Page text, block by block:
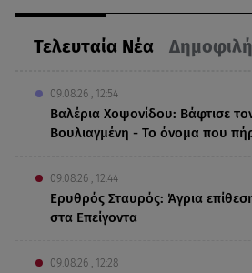
Τελευταία Νέα Δημοφιλή
09.08.26 , 12:54
Βαλέρια Χοψονίδου: Βάφτισε
Βουλιαγμένη - Το όνομα που
09.08.26 , 12:44
Ερυθρός Σταυρός: Άγρια
στα Επείγοντα
09.08.26 , 12:28